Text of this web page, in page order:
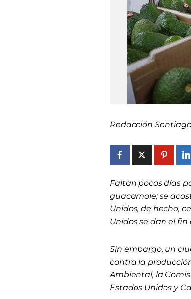
Redacción
Faltan pocos días
guacamole; se
Unidos, de hecho,
Unidos se dan el fin
Sin embargo, un
contra la
Ambiental, la
Estados Unidos y